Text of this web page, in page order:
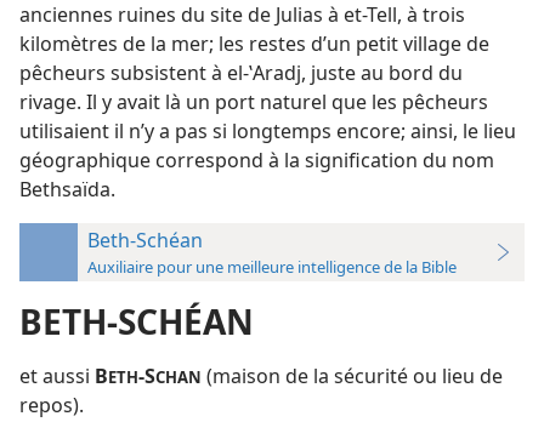
anciennes ruines du site de Julias à et-Tell, à trois
kilomètres de la mer; les restes d’un petit village de
pêcheurs subsistent à el-ʽAradj, juste au bord du
rivage. Il y avait là un port naturel que les pêcheurs
utilisaient il n’y a pas si longtemps encore; ainsi, le lieu
géographique correspond à la signification du nom
Bethsaïda.
Beth-Schéan
Auxiliaire pour une meilleure intelligence de la Bible
BETH-SCHÉAN
et aussi BETH-SCHAN (maison de la sécurité ou lieu de
repos).